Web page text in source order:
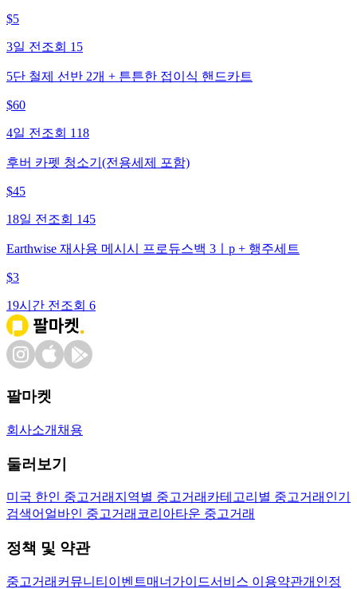
$5
3일 전 조회 15
5단 철제 선반 2개 + 튼튼한 접이식 핸드카트
$60
4일 전 조회 118
후버 카펫 청소기(전용세제 포함)
$45
18일 전 조회 145
Earthwise 재사용 메시시 프로듀스백 3ㅣp + 행주세트
$3
19시간 전 조회 6
팔마켓
회사소개 채용
둘러보기
미국 한인 중고거래 지역별 중고거래 카테고리별 중고거래 인기
검색어 얼바인 중고거래 코리아타운 중고거래
정책 및 약관
중고거래 커뮤니티 이벤트매너가이드서비스 이용약관개인정